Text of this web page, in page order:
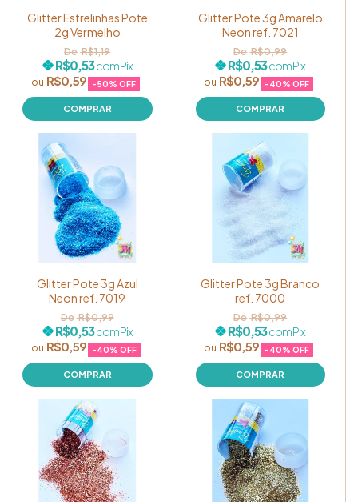
Glitter Estrelinhas Pote
2g Vermelho
R$0,59 -50% OFF
R$1,19
R$0,53comPix
Glitter Pote 3g Amarelo
Neon ref. 7021
R$0,59 -40% OFF
R$0,99
R$0,53comPix
Glitter Pote 3g Azul
Neon ref. 7019
R$0,59 -40% OFF
R$0,99
R$0,53comPix
Glitter Pote 3g Branco
ref. 7000
R$0,59 -40% OFF
R$0,99
R$0,53comPix